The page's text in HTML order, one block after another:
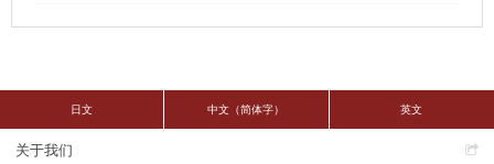
日文 中文（简体字） 英文
关于我们